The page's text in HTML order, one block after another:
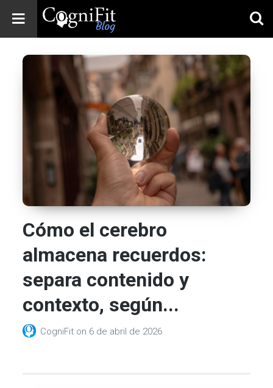
Blog: Brain
Health
News
Brain Training,
Mental Health, and
Wellness
Cómo el cerebro
almacena recuerdos:
separa contenido y
contexto, según...
CogniFit on 6 de abril de 2026